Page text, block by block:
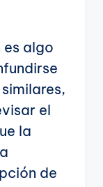
algo
el
la
de